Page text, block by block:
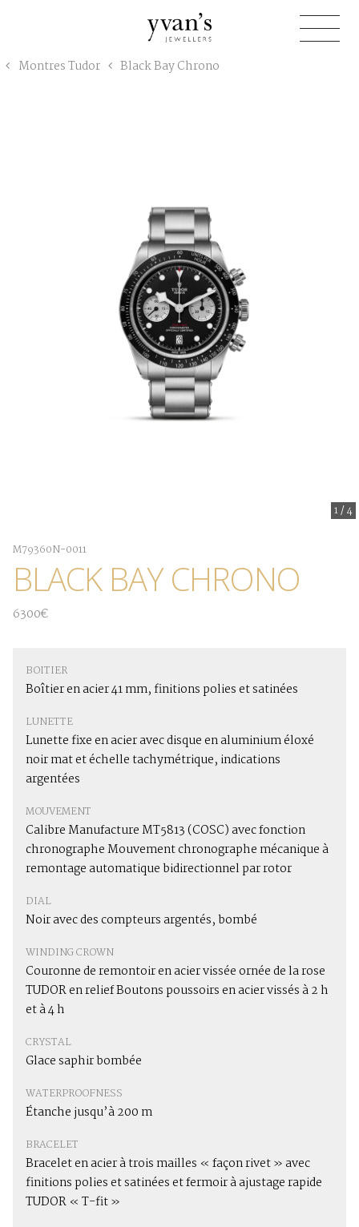
Jewellers
Montres Tudor Black Bay Chrono
1/4
M79360N-0011
BLACK BAY CHRONO
6300€
BOITIER
Boîtier en acier 41 mm, finitions polies et satinées
LUNETTE
Lunette fixe en acier avec disque en aluminium éloxé
noir mat et échelle tachymétrique, indications
argentées
MOUVEMENT
Calibre Manufacture MT5813 (COSC) avec fonction
chronographe Mouvement chronographe mécanique à
remontage automatique bidirectionnel par rotor
DIAL
Noir avec des compteurs argentés, bombé
WINDING CROWN
Couronne de remontoir en acier vissée ornée de la rose
TUDOR en relief Boutons poussoirs en acier vissés à 2 h
et à 4 h
CRYSTAL
Glace saphir bombée
WATERPROOFNESS
Étanche jusqu’à 200 m
BRACELET
Bracelet en acier à trois mailles « façon rivet » avec
finitions polies et satinées et fermoir à ajustage rapide
TUDOR « T-fit »